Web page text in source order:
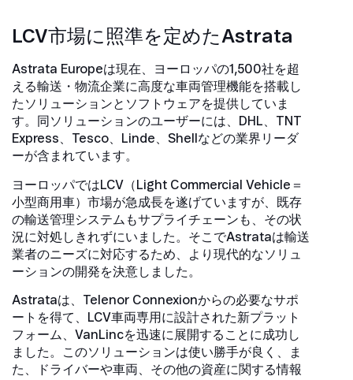
LCV市場に照準を定めたAstrata
Astrata Europeは現在、ヨーロッパの1,500社を超
える輸送・物流企業に高度な車両管理機能を搭載し
たソリューションとソフトウェアを提供していま
す。同ソリューションのユーザーには、DHL、TNT
Express、Tesco、Linde、Shellなどの業界リーダ
ーが含まれています。
ヨーロッパではLCV（Light Commercial Vehicle＝
小型商用車）市場が急成長を遂げていますが、既存
の輸送管理システムもサプライチェーンも、その状
況に対処しきれずにいました。そこでAstrataは輸送
業者のニーズに対応するため、より現代的なソリュ
ーションの開発を決意しました。
Astrataは、Telenor Connexionからの必要なサポ
ートを得て、LCV車両専用に設計された新プラット
フォーム、VanLincを迅速に展開することに成功し
ました。このソリューションは使い勝手が良く、ま
た、ドライバーや車両、その他の資産に関する情報